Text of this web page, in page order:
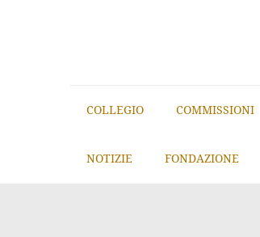
COLLEGIO COMMISSIONI
NOTIZIE FONDAZIONE